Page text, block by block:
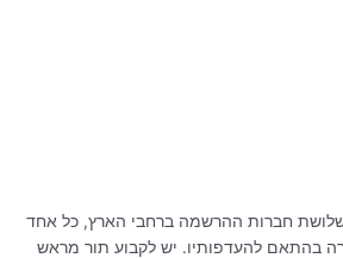
חברות ההרשמה ברחבי הארץ, כל אחד
בהתאם להעדפותיו. יש לקבוע תור מראש